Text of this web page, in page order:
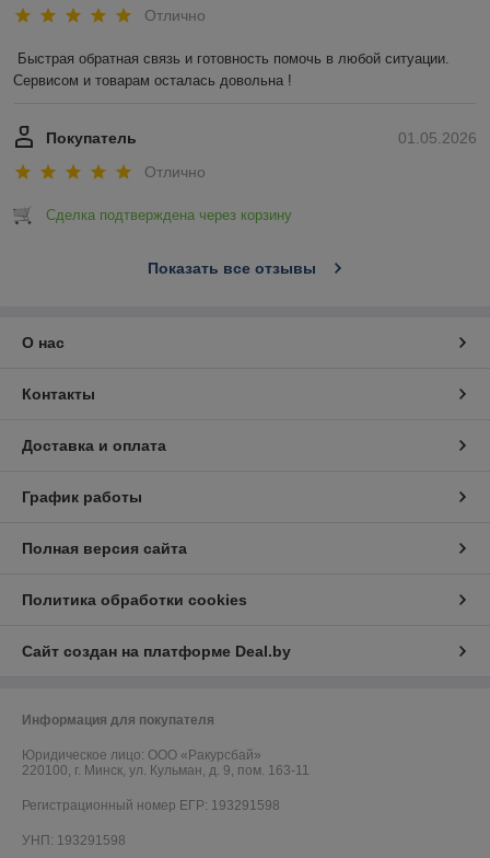
Отлично
Быстрая обратная связь и готовность помочь в любой ситуации.
Сервисом и товарам осталась довольна !
01.05.2026
Покупатель
Отлично
Сделка подтверждена через корзину
Показать все отзывы
О нас
Контакты
Доставка и оплата
График работы
Полная версия сайта
Политика обработки cookies
Сайт создан на платформе Deal.by
Информация для покупателя
Юридическое лицо: ООО «Ракурсбай»
220100, г. Минск, ул. Кульман, д. 9, пом. 163-11
Регистрационный номер ЕГР: 193291598
УНП: 193291598